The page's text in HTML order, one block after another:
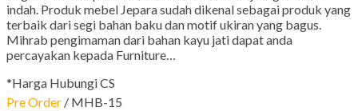
indah. Produk mebel Jepara sudah dikenal sebagai produk yang
terbaik dari segi bahan baku dan motif ukiran yang bagus.
Mihrab pengimaman dari bahan kayu jati dapat anda
percayakan kepada Furniture…
*Harga Hubungi CS
Pre Order / MHB-15